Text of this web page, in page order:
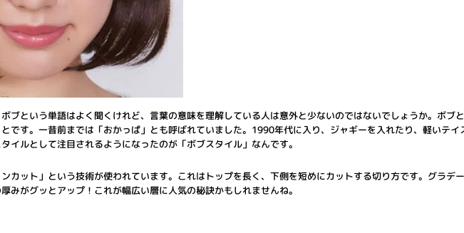
ブという単語はよく聞くけれど、言葉の意味を理解している人は意外と少ないのではないでしょうか。ボブ
です。一昔前までは「おかっぱ」とも呼ばれていました。1990年代に入り、ジャギーを入れたり、軽いテイ
イルとして注目されるようになったのが「ボブスタイル」なんです。
カット」という技術が使われています。これはトップを長く、下側を短めにカットする切り方です。グラデ
みがグッとアップ！これが幅広い層に人気の秘訣かもしれませんね。